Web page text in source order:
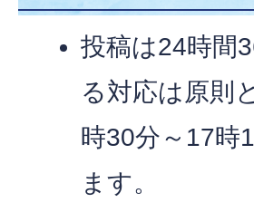
投稿は24時間
る対応は原則
時30分～17時
ます。